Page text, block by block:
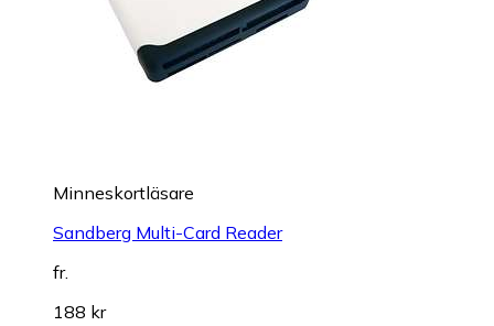
Minneskortläsare
Sandberg Multi-Card Reader
fr.
188 kr